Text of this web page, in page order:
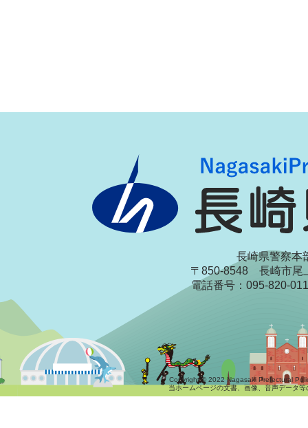
長崎県警察本
〒850-8548 長崎市尾
電話番号：095-820-
Copyright © 2022 Nagasaki Prefectural
当ホームページの文書、画像、音声データ